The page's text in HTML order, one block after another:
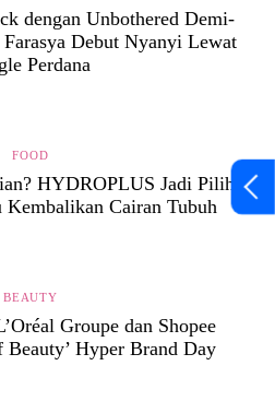
dengan Unbothered Demi-
Debut Nyanyi Lewat
Perdana
FOOD
HYDROPLUS Jadi Pilihan
Cairan Tubuh
BEAUTY
Groupe dan Shopee
Beauty’ Hyper Brand Day